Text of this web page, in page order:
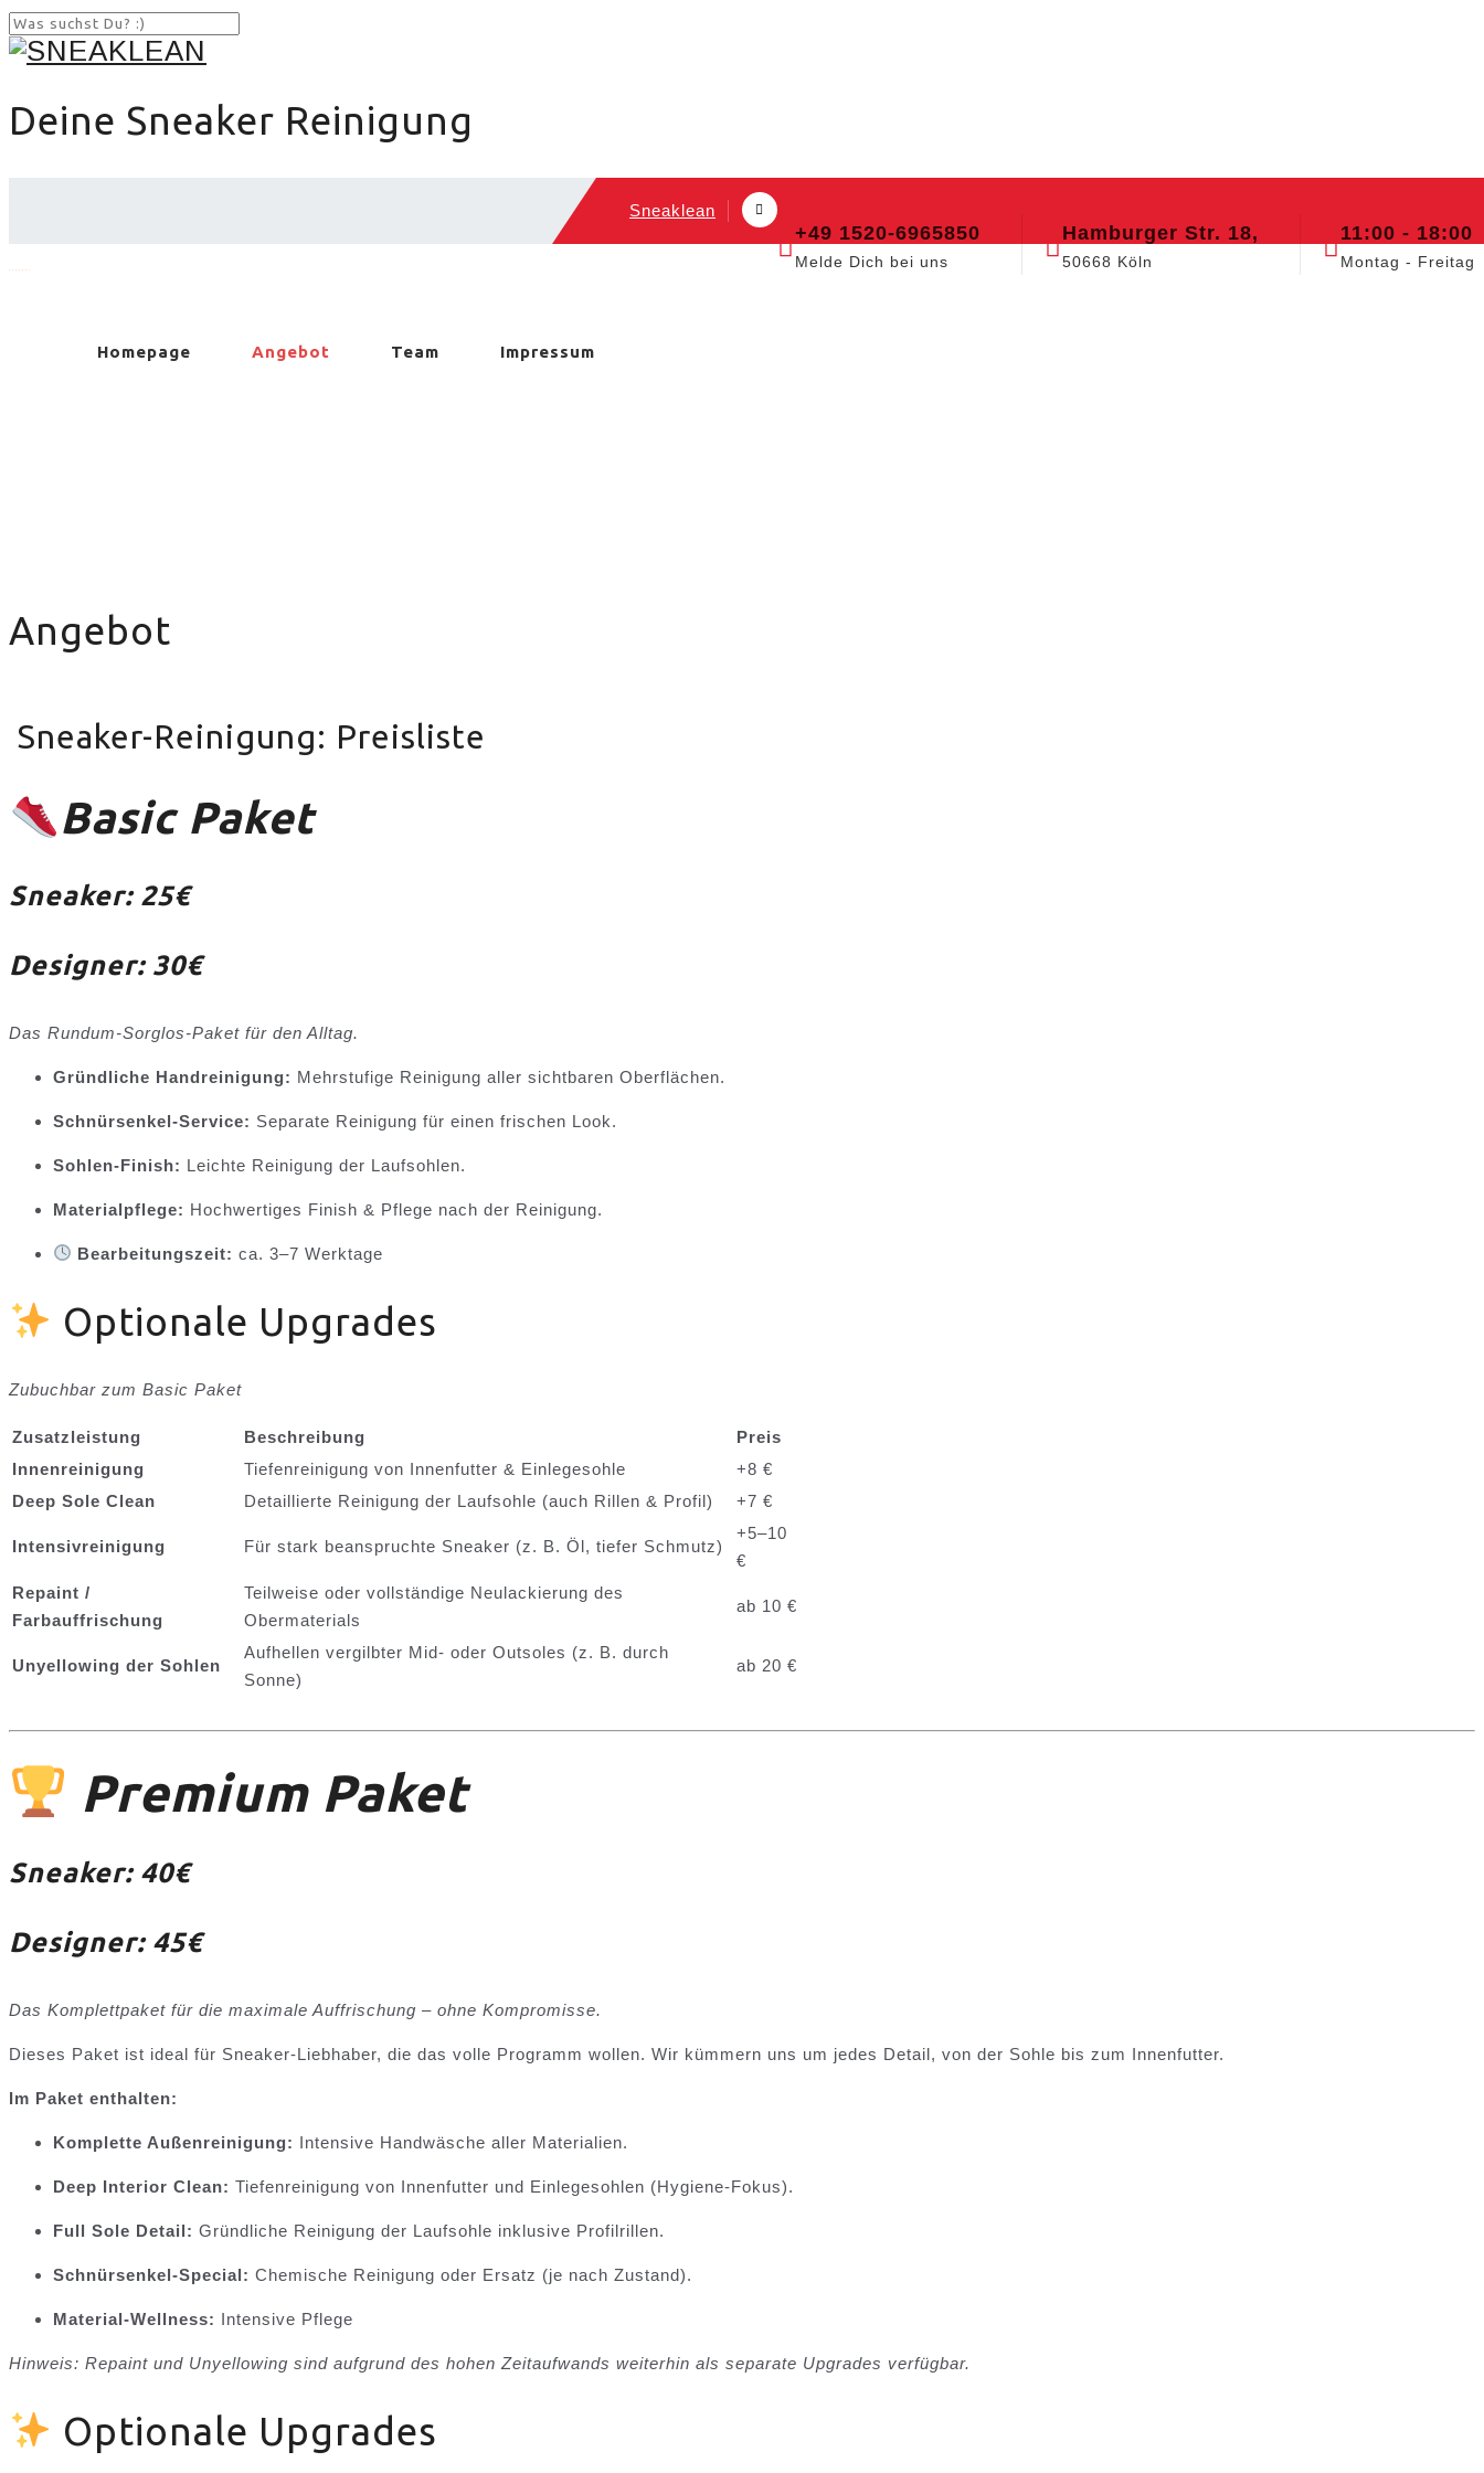
Deine Sneaker Reinigung
+49 1520-6965850
Melde Dich bei uns
Hamburger Str. 18,
50668 Köln
11:00 - 18:00
Montag - Freitag
Sneaklean
Homepage Angebot Team Impressum
Angebot
Sneaker-Reinigung: Preisliste
Basic Paket
Sneaker: 25€
Designer: 30€
Das Rundum-Sorglos-Paket für den Alltag.
Gründliche Handreinigung: Mehrstufige Reinigung aller sichtbaren Oberflächen.
Schnürsenkel-Service: Separate Reinigung für einen frischen Look.
Sohlen-Finish: Leichte Reinigung der Laufsohlen.
Materialpflege: Hochwertiges Finish & Pflege nach der Reinigung.
Bearbeitungszeit: ca. 3–7 Werktage
Optionale Upgrades
Zubuchbar zum Basic Paket
Zusatzleistung Beschreibung
Preis
Innenreinigung
Tiefenreinigung von Innenfutter & Einlegesohle
+8 €
Deep Sole Clean
Detaillierte Reinigung der Laufsohle (auch Rillen & Profil) +7 €
Intensivreinigung Für stark beanspruchte Sneaker (z. B. Öl, tiefer Schmutz)
+5–10
€
Repaint /
Farbauffrischung
Teilweise oder vollständige Neulackierung des
Obermaterials
ab 10 €
Unyellowing der Sohlen
Aufhellen vergilbter Mid- oder Outsoles (z. B. durch
Sonne)
ab 20 €
Premium Paket
Sneaker: 40€
Designer: 45€
Das Komplettpaket für die maximale Auffrischung – ohne Kompromisse.
Dieses Paket ist ideal für Sneaker-Liebhaber, die das volle Programm wollen. Wir kümmern uns um jedes Detail, von der Sohle bis zum Innenfutter.
Im Paket enthalten:
Komplette Außenreinigung: Intensive Handwäsche aller Materialien.
Deep Interior Clean: Tiefenreinigung von Innenfutter und Einlegesohlen (Hygiene-Fokus).
Full Sole Detail: Gründliche Reinigung der Laufsohle inklusive Profilrillen.
Schnürsenkel-Special: Chemische Reinigung oder Ersatz (je nach Zustand).
Material-Wellness: Intensive Pflege
Hinweis: Repaint und Unyellowing sind aufgrund des hohen Zeitaufwands weiterhin als separate Upgrades verfügbar.
Optionale Upgrades